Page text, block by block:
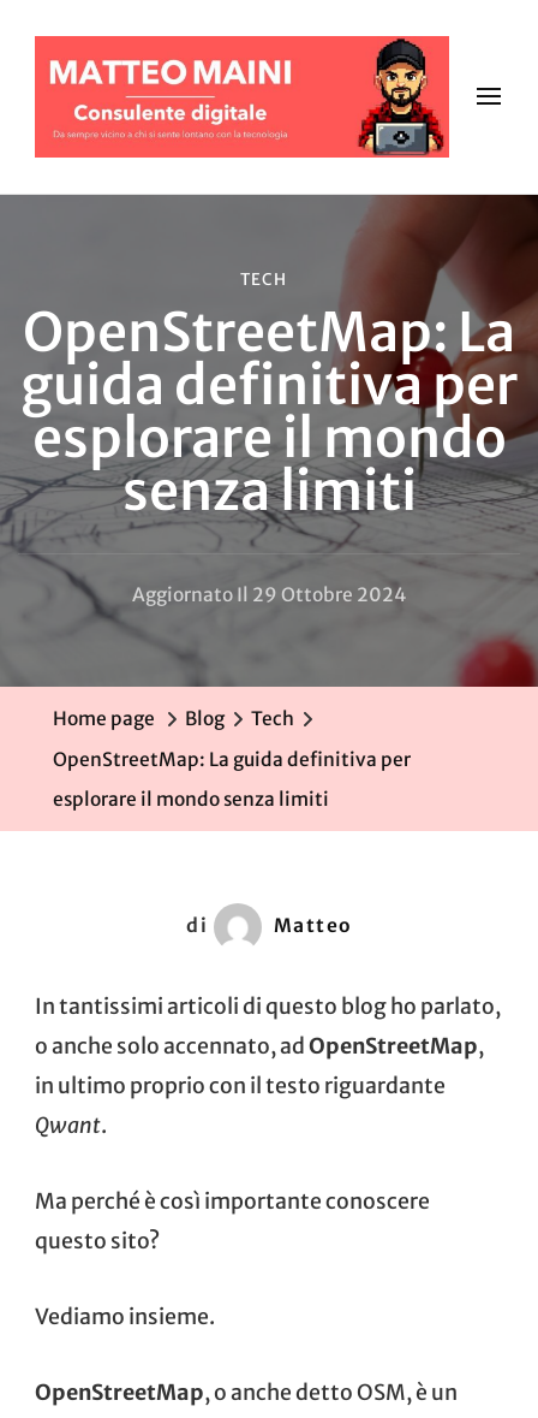
TECH
OpenStreetMap: La
guida definitiva per
esplorare il mondo
senza limiti
Aggiornato Il 29 Ottobre 2024
Home page Blog
Tech
OpenStreetMap: La guida definitiva per
esplorare il mondo senza limiti
di Matteo
In tantissimi articoli di questo blog ho parlato,
o anche solo accennato, ad OpenStreetMap,
in ultimo proprio con il testo riguardante
Qwant.
Ma perché è così importante conoscere
questo sito?
Vediamo insieme.
OpenStreetMap, o anche detto OSM, è un